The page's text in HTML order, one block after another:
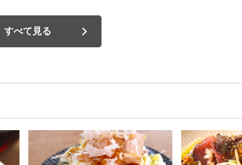
すべて見る